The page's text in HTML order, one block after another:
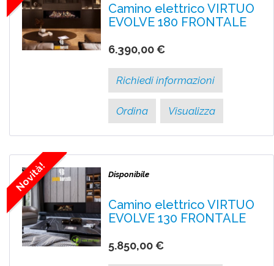
Camino elettrico VIRTUO
EVOLVE 180 FRONTALE
6.390,00 €
Richiedi informazioni
Ordina Visualizza
Novità! Disponibile
Camino elettrico VIRTUO
EVOLVE 130 FRONTALE
5.850,00 €